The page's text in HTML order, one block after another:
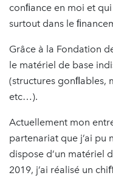
conﬁance en moi et
surtout dans le
Grâce à la Fondation
le matériel de base
(structures gonﬂables,
etc…).
Actuellement mon
partenariat que j’ai pu
dispose d’un matériel
2019, j’ai réalisé un